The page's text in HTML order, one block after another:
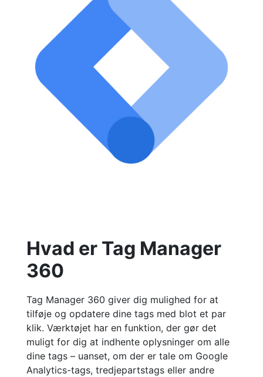
Hvad er Tag Manager
360
Tag Manager 360 giver dig mulighed for at
tilføje og opdatere dine tags med blot et par
klik. Værktøjet har en funktion, der gør det
muligt for dig at indhente oplysninger om alle
dine tags – uanset, om der er tale om Google
Analytics-tags, tredjepartstags eller andre